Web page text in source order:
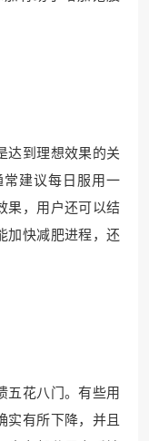
达到理想效果的关
建议每日服用一
果，用户还可以结
加快减肥进程，还
五花八门。有些用
实有所下降，并且